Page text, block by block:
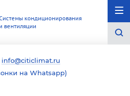
кондиционирования
и вентиляции
info@citiclimat.ru
на Whatsapp)